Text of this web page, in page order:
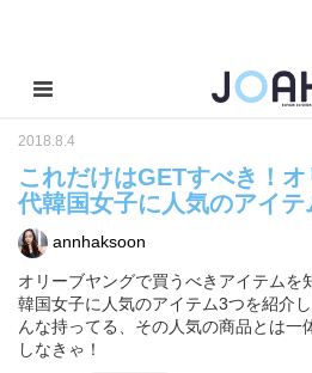
2018.8.4
これだけはGETすべき！
代韓国女子に人気のアイ
annhaksoon
オリーブヤングで買うべきアイテムを
韓国女子に人気のアイテム3つを紹介
んな持ってる、その人気の商品とは
しなきゃ！